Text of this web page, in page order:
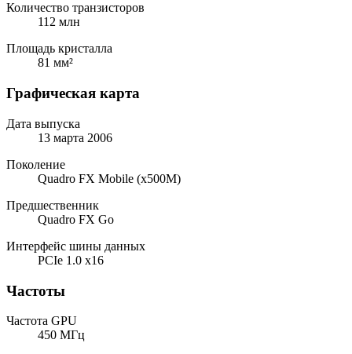
Количество транзисторов
112 млн
Площадь кристалла
81 мм²
Графическая карта
Дата выпуска
13 марта 2006
Поколение
Quadro FX Mobile (x500M)
Предшественник
Quadro FX Go
Интерфейс шины данных
PCIe 1.0 x16
Частоты
Частота GPU
450 МГц